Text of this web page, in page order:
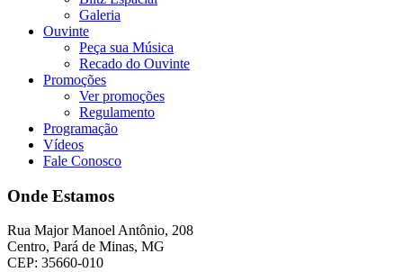
Galeria
Ouvinte
Peça sua Música
Recado do Ouvinte
Promoções
Ver promoções
Regulamento
Programação
Vídeos
Fale Conosco
Onde Estamos
Rua Major Manoel Antônio, 208
Centro, Pará de Minas, MG
CEP: 35660-010